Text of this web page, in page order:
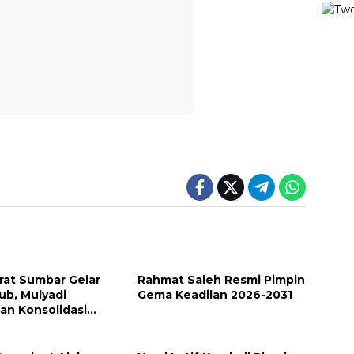
Sumbar Gelar
Mulyadi
Konsolidasi
Rahmat Saleh Resmi Pimpin
Gema Keadilan 2026-2031